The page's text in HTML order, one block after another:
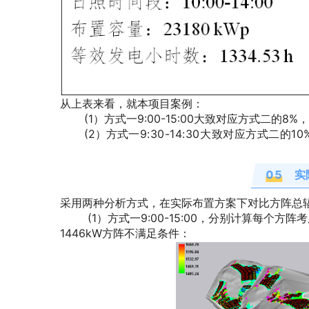
从上表来看，就本项目案例：
(1）方式一9:00-15:00大致对应方式二的8%，
(2）方式一9:30-14:30大致对应方式二的
05 实
采用两种分析方式，在实际布置方案下对比方阵总
(1）方式一9:00-15:00，分别计算每个方阵考
1446kW方阵不满足条件：